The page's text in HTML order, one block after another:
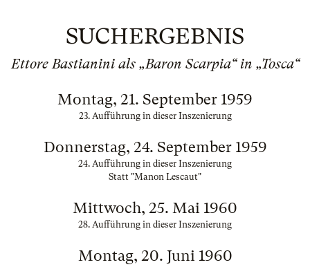
SUCHERGEBNIS
Ettore Bastianini als „Baron Scarpia“ in „Tosca“
Montag, 21. September 1959
23. Aufführung in dieser Inszenierung
Donnerstag, 24. September 1959
24. Aufführung in dieser Inszenierung
Statt "Manon Lescaut"
Mittwoch, 25. Mai 1960
28. Aufführung in dieser Inszenierung
Montag, 20. Juni 1960